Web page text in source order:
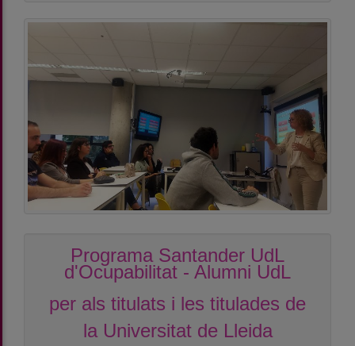
Programa Santander UdL
d'Ocupabilitat - Alumni UdL
per als titulats i les titulades de
la Universitat de Lleida